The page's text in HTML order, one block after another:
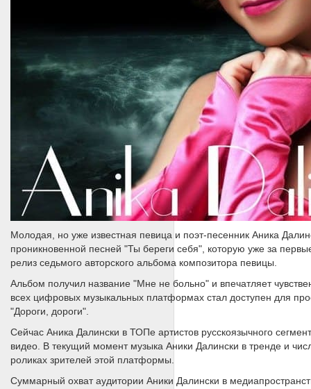
Молодая, но уже известная певица и поэт-песенник Аника
проникновенной песней "Ты береги себя", которую уже за
релиз седьмого авторского альбома композитора певицы.
Альбом получил название "Мне не больно" и впечатляет
всех цифровых музыкальных платформах стал доступен для
"Дороги, дороги".
Сейчас Аника Далински в ТОПе артистов русскоязычного
видео. В текущий момент музыка Аники Далински в тренде и
роликах зрителей этой платформы.
Суммарный охват аудитории Аники Далински в